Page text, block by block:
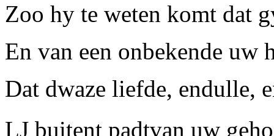
Zoo hy te weten komt dat
En van een onbekende uw
Dat dwaze liefde, endulle,
LJ buitent padtvan uw